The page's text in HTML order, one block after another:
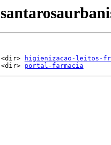
higienizacao-leitos-
portal-farmacia